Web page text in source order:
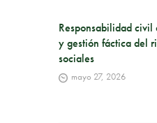
Responsabilidad
y gestión fáctica del
sociales
mayo 27, 2026